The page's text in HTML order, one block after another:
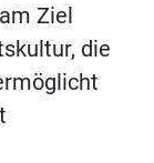
Ziel
die